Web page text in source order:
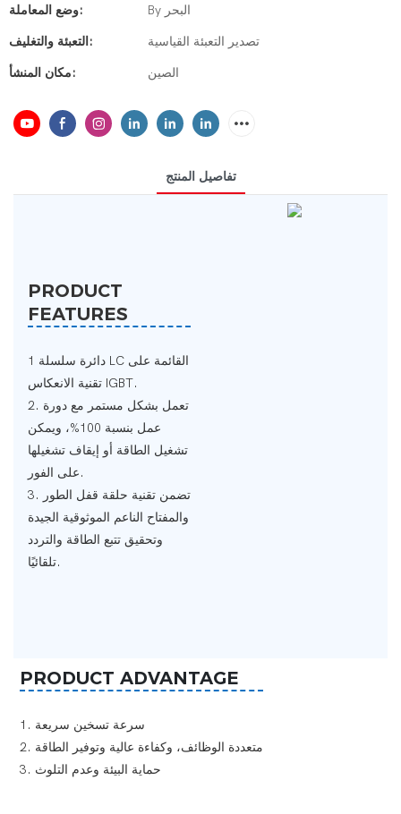
وضع المعاملة: By البحر
التعبئة والتغليف: تصدير التعبئة القياسية
مكان المنشأ: الصين
تفاصيل المنتج
PRODUCT
FEATURES
1 دائرة سلسلة LC القائمة على
تقنية الانعكاس IGBT.
2. تعمل بشكل مستمر مع دورة
عمل بنسبة 100%، ويمكن
تشغيل الطاقة أو إيقاف تشغيلها
على الفور.
3. تضمن تقنية حلقة قفل الطور
والمفتاح الناعم الموثوقية الجيدة
وتحقيق تتبع الطاقة والتردد
تلقائيًا.
PRODUCT ADVANTAGE
2. متعددة الوظائف، وكفاءة عالية وتوفير الطاقة